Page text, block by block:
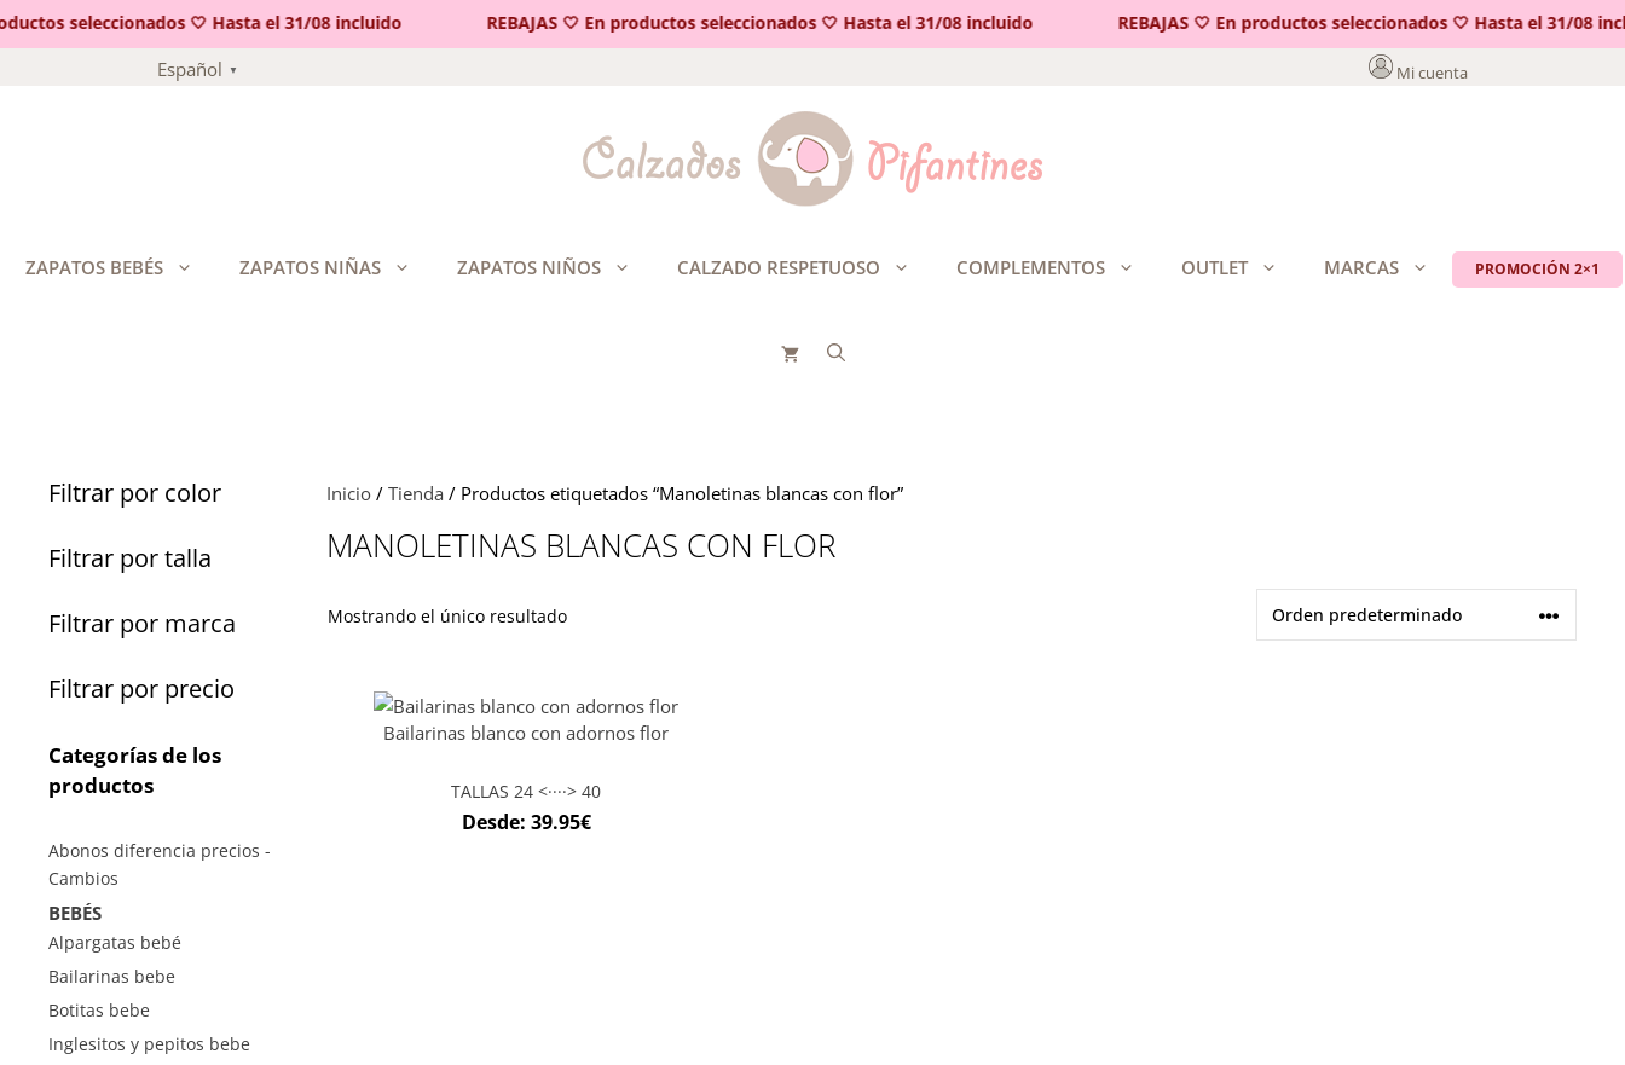
seleccionados 🤍 Hasta el 31/08 incluido REBAJAS 🤍 En productos seleccionados 🤍 Hasta el 31/08 incluido REBAJAS 🤍 En productos seleccionados 🤍 Hasta el 31/08
Español ▼ Mi cuenta
ZAPATOS BEBÉS ZAPATOS NIÑAS ZAPATOS NIÑOS CALZADO RESPETUOSO COMPLEMENTOS OUTLET MARCAS PROMOCIÓN 2×1
Inicio/ Tienda / Productos etiquetados “Manoletinas blancas con flor”
MANOLETINAS BLANCAS CON FLOR
Mostrando el único resultado
Bailarinas blanco con adornos flor
TALLAS 24 <····> 40
Desde: 39.95€
Filtrar por color
Filtrar por talla
Filtrar por marca
Filtrar por precio
Categorías de los
productos
Abonos diferencia precios -
Cambios
BEBÉS
Alpargatas bebé
Bailarinas bebe
Botitas bebe
Inglesitos y pepitos bebe